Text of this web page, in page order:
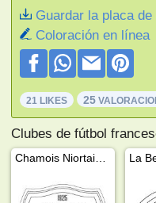
Guardar la placa de
Coloración en línea
21 LIKES 25
Clubes de fútbol